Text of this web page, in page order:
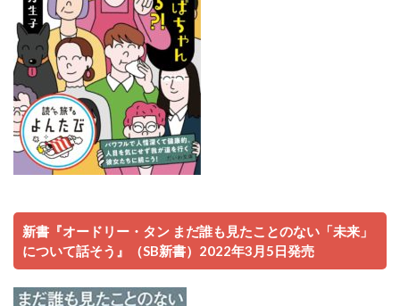
新書『オードリー・タン まだ誰も見たことのない「未来」
について話そう』（SB新書）2022年3月5日発売